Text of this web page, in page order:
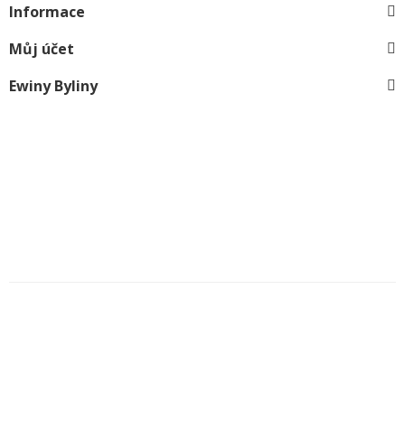
Informace
Můj účet
Ewiny Byliny